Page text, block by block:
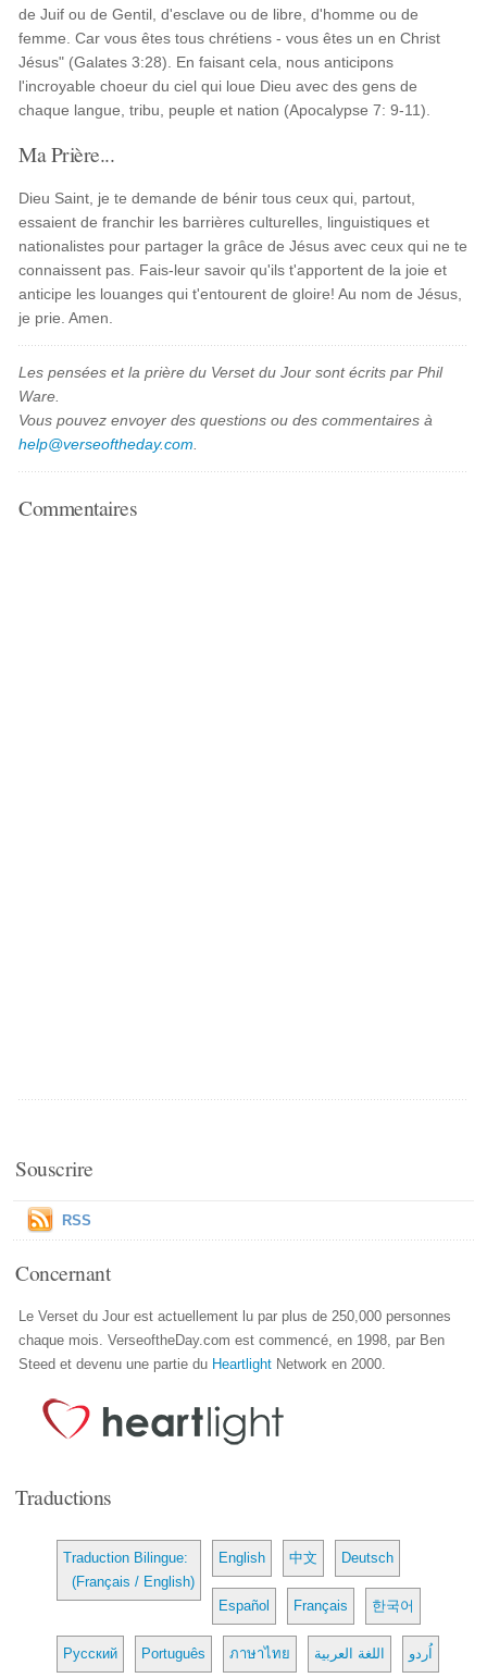
de Juif ou de Gentil, d'esclave ou de libre, d'homme ou de
femme. Car vous êtes tous chrétiens - vous êtes un en Christ
Jésus" (Galates 3:28). En faisant cela, nous anticipons
l'incroyable choeur du ciel qui loue Dieu avec des gens de
chaque langue, tribu, peuple et nation (Apocalypse 7: 9-11).
Ma Prière...
Dieu Saint, je te demande de bénir tous ceux qui, partout,
essaient de franchir les barrières culturelles, linguistiques et
nationalistes pour partager la grâce de Jésus avec ceux qui ne te
connaissent pas. Fais-leur savoir qu'ils t'apportent de la joie et
anticipe les louanges qui t'entourent de gloire! Au nom de Jésus,
je prie. Amen.
Les pensées et la prière du Verset du Jour sont écrits par Phil
Ware.
Vous pouvez envoyer des questions ou des commentaires à
help@verseoftheday.com
Commentaires
Souscrire
RSS
Concernant
Le Verset du Jour est actuellement lu par plus de 250,000 personnes
chaque mois. VerseoftheDay.com est commencé, en 1998, par Ben
Steed et devenu une partie du Heartlight Network en 2000.
Traductions
Traduction Bilingue:
(Français / English)
English 中文 Deutsch
Español Français 한국어
Русский Português ภาษาไทย اللغة العربية اُردو